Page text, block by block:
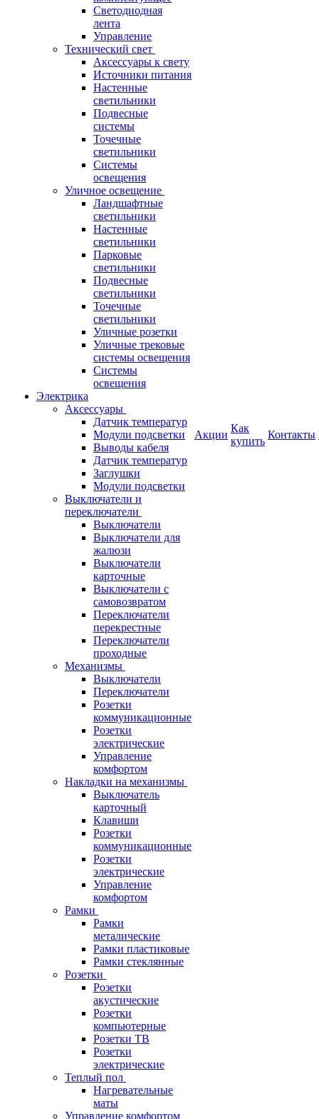
Светодиодная
лента
Управление
Технический свет
Аксессуары к свету
Источники питания
Настенные
светильники
Подвесные
системы
Точечные
светильники
Системы
освещения
Уличное освещение
Ландшафтные
светильники
Настенные
светильники
Парковые
светильники
Подвесные
светильники
Точечные
светильники
Уличные розетки
Уличные трековые
системы освещения
Системы
освещения
Электрика
Аксессуары
Датчик температур
Модули подсветки
Выводы кабеля
Датчик температур
Заглушки
Модули подсветки
Выключатели и
переключатели
Выключатели
Выключатели для
жалюзи
Выключатели
карточные
Выключатели с
самовозвратом
Переключатели
перекрестные
Переключатели
проходные
Механизмы
Выключатели
Переключатели
Розетки
коммуникационные
Розетки
электрические
Управление
комфортом
Накладки на механизмы
Выключатель
карточный
Клавиши
Розетки
коммуникационные
Розетки
электрические
Управление
комфортом
Рамки
Рамки
металические
Рамки пластиковые
Рамки стеклянные
Розетки
Розетки
акустические
Розетки
компьютерные
Розетки ТВ
Розетки
электрические
Теплый пол
Нагревательные
маты
Управление комфортом
Акции
Как
купить
Контакты